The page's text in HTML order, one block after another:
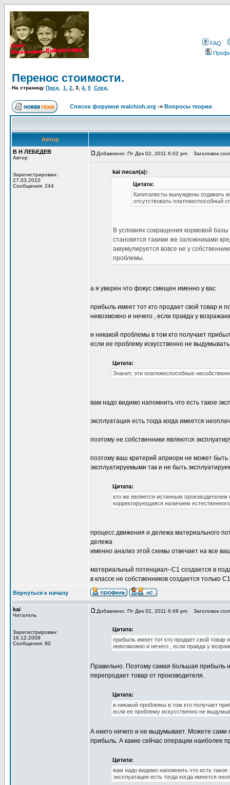
FAQ
Перенос стоимости.
На страницу Пред. 1 2 3 4 5 След.
Список форумов malchish.org -> Вопросы теории
Автор
В Н ЛЕБЕДЕВ
Автор
Зарегистрирован:
27.03.2010
Сообщения: 244
Добавлено: Пт Дек 02, 2011 6:02 pm Заголовок
kai писал(а):
Цитата:
Капиталисты вынуждены отдавать
отсутствовать платежеспособный
В условиях сокращения кормовой
становятся такими же заложниками
аккумулируется вовсе не у
проблемы.
а я уверен что фокус смещен именно у вас
прибыль имеет тот кто продает свой товар и
невозможно и нечего , если правда у
и никакой проблемы в том кто получает
если ее проблему искусственно не
Цитата:
Значит, эти платежеспособные
вам надо видимо напомнить что есть такое
эксплуатация есть тогда когда имеется
поэтому не собственники являются
поэтому ваш критерий априори не может быть
эксплуатируемыми так и не быть
Цитата:
кто же является истинным
корректирующаяся наличием
процесс движения и дележа материального
дележа
именно анализ этой схемы отвечает на все
материальный потенциал--С1 создается в
в классе не собственников создается
Вернуться к началу
kai
Читатель
Зарегистрирован:
16.12.2009
Сообщения: 80
Добавлено: Пт Дек 02, 2011 6:49 pm Заголовок
Цитата:
прибыль имеет тот кто продает свой товар
невозможно и нечего , если правда у
Правильно. Поэтому самая большая прибыль
перепродает товар от производителя.
Цитата:
и никакой проблемы в том кто получает
если ее проблему искусственно не
А никто ничего и не выдумывает. Можете сами
прибыль. А какие сейчас операции наиболее
Цитата:
вам надо видимо напомнить что есть такое
эксплуатация есть тогда когда имеется